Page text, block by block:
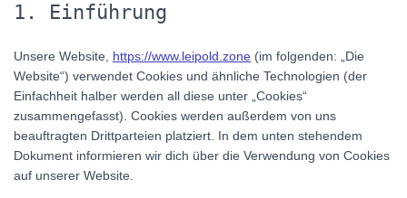
1. Einführung
Unsere Website, https://www.leipold.zone (im folgenden: „Die
Website“) verwendet Cookies und ähnliche Technologien (der
Einfachheit halber werden all diese unter „Cookies“
zusammengefasst). Cookies werden außerdem von uns
beauftragten Drittparteien platziert. In dem unten stehendem
Dokument informieren wir dich über die Verwendung von Cookies
auf unserer Website.